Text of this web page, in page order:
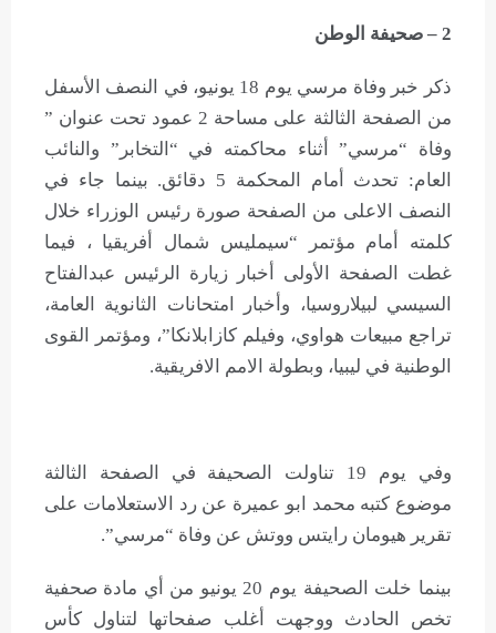
2 – صحيفة الوطن
ذكر خبر وفاة مرسي يوم 18 يونيو، في النصف الأسفل
من الصفحة الثالثة على مساحة 2 عمود تحت عنوان ”
وفاة “مرسي” أثناء محاكمته في “التخابر” والنائب
العام: تحدث أمام المحكمة 5 دقائق. بينما جاء في
النصف الاعلى من الصفحة صورة رئيس الوزراء خلال
كلمته أمام مؤتمر “سيمليس شمال أفريقيا ، فيما
غطت الصفحة الأولى أخبار زيارة الرئيس عبدالفتاح
السيسي لبيلاروسيا، وأخبار امتحانات الثانوية العامة،
تراجع مبيعات هواوي، وفيلم كازابلانكا”، ومؤتمر القوى
الوطنية في ليبيا، وبطولة الامم الافريقية.
وفي يوم 19 تناولت الصحيفة في الصفحة الثالثة
موضوع كتبه محمد ابو عميرة عن رد الاستعلامات على
تقرير هيومان رايتس ووتش عن وفاة “مرسي”.
بينما خلت الصحيفة يوم 20 يونيو من أي مادة صحفية
تخص الحادث ووجهت أغلب صفحاتها لتناول كأس